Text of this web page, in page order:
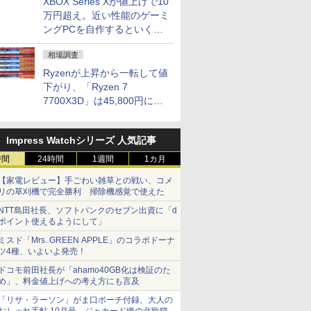
万円超え。近い性能のゲーミ
ングPCを自作するといくら
になる？
相場調査
Ryzenが上昇から一転して値
下がり、「Ryzen 7
7700X3D」は45,800円に急
との価格逆転解消 [8月前半の
CPU価格]
Impress Watchシリーズ 人気記事
24時間 1週間 1カ月
家電レビュー】手ごわい雑草との戦い、コメ
の草刈機で完全勝利 掃除機感覚で使えた
島田社長、ソフトバンクのセブン出資に「d
イント使えるようにして」
スド「Mrs. GREEN APPLE」のコラボドーナ
4種、いよいよ発売！
コモ前田社長が「ahamo40GB化は検証のた
」、料金値上げへの考え方にも言及
リサ・ラーソン」がま口ポーチ付録、大人の